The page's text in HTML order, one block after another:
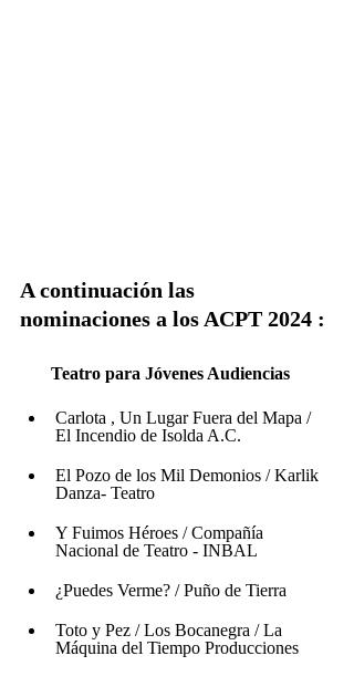
A continuación las
nominaciones a los ACPT 2024 :
Teatro para Jóvenes Audiencias
Carlota , Un Lugar Fuera del Mapa /
El Incendio de Isolda A.C.
El Pozo de los Mil Demonios / Karlik
Danza- Teatro
Y Fuimos Héroes / Compañía
Nacional de Teatro - INBAL
¿Puedes Verme? / Puño de Tierra
Toto y Pez / Los Bocanegra / La
Máquina del Tiempo Producciones